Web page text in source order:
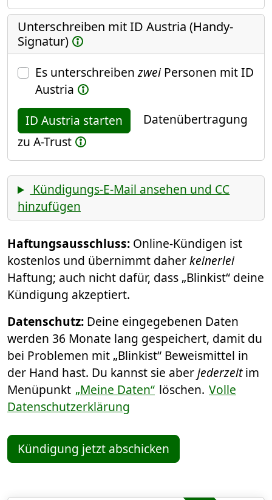
Unterschreiben mit ID Austria (Handy-
Signatur)
Es unterschreibenzweiPersonen mit ID
Austria
ID Austria starten
Datenübertragung
zu A-Trust
Kündigungs-E-Mail ansehen und CC
hinzufügen
Haftungsausschluss: Online-Kündigen ist
kostenlos und übernimmt daherkeinerlei
Haftung; auch nicht dafür, dass „Blinkist“ deine
Kündigung akzeptiert.
Datenschutz: Deine eingegebenen Daten
werden 36 Monate lang gespeichert, damit du
bei Problemen mit „Blinkist“ Beweismittel in
der Hand hast. Du kannst sie aberjederzeitim
Menüpunkt „Meine Daten“ löschen. Volle
Datenschutzerklärung
Kündigung jetzt abschicken